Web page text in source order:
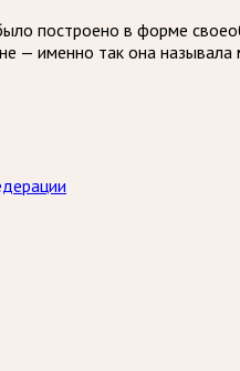
построено в форме
— именно так она